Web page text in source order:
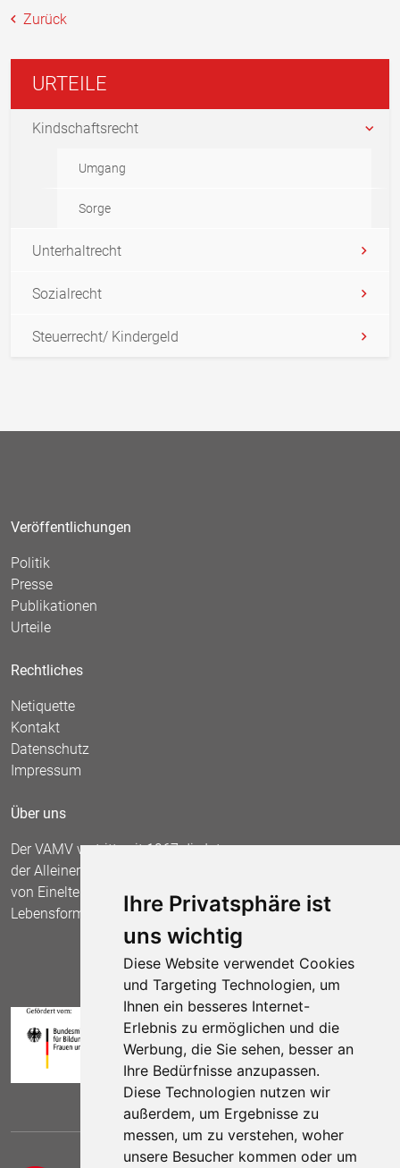
Ihre Privatsphäre ist
uns wichtig
Diese Website verwendet Cookies
und Targeting Technologien, um
Ihnen ein besseres Internet-
Erlebnis zu ermöglichen und die
Werbung, die Sie sehen, besser an
Ihre Bedürfnisse anzupassen.
Diese Technologien nutzen wir
außerdem, um Ergebnisse zu
messen, um zu verstehen, woher
unsere Besucher kommen oder um
Zurück
URTEILE
Kindschaftsrecht
Umgang
Sorge
Unterhaltrecht
Sozialrecht
Steuerrecht/ Kindergeld
Veröffentlichungen
Politik
Presse
Publikationen
Urteile
Rechtliches
Netiquette
Kontakt
Datenschutz
Impressum
Über uns
Der VAMV vertritt seit 1967 die Interessen
der Alleinerziehenden und fordert die Anerkennung
von Einelternfamilien als gleichberechtigte
Lebensform.